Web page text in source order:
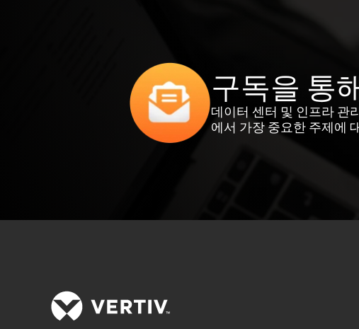
구독을 통
데이터 센터 및 인프라 관
에서 가장 중요한 주제에